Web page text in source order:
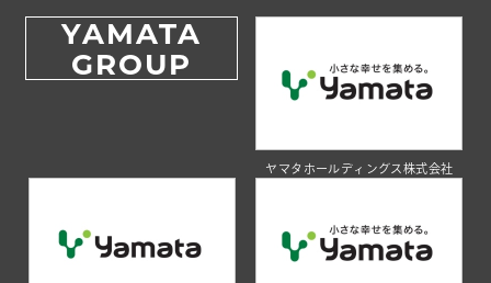
YAMATA
GROUP
ヤマタホールディングス株式会社